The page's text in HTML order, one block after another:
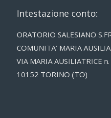
Intestazione conto:
ORATORIO SALESIANO
COMUNITA’ MARIA
VIA MARIA AUSILIATRICE
10152 TORINO (TO)